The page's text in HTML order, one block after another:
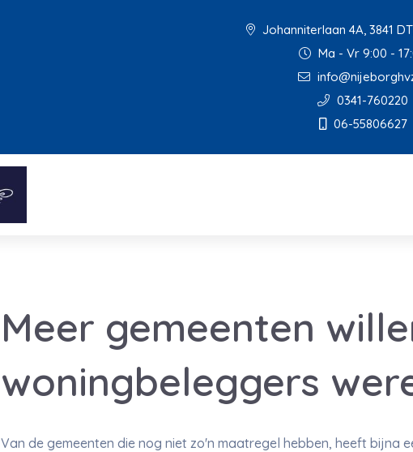
Johanniterlaan 4A, 3841
Ma - Vr 9:00 -
0341-760220
06-55806627
Meer gemeenten
woningbeleggers
Van de gemeenten die nog niet zo'n maatregel hebben, heeft bijna